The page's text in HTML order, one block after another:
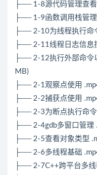
├── 1-8源代码管理查
├── 1-9函数调用栈管
├── 2-10为线程执行命
├── 2-11线程日志信息
├── 2-12执行外部命令
MB)
├── 2-1观察点使用
├── 2-2捕获点使用
├── 2-3为断点执行命
├── 2-4gdb多窗口管理
├── 2-5查看对象类型
├── 2-6多线程基础
├── 2-7C++跨平台多